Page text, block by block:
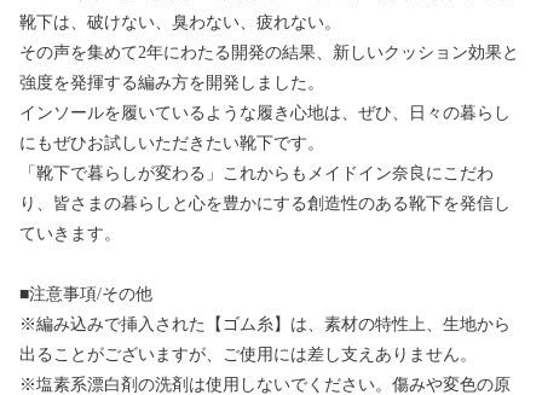
靴下は、破けない、臭わない、疲れない。
その声を集めて2年にわたる開発の結果、新しいクッション効果と
強度を発揮する編み方を開発しました。
インソールを履いているような履き心地は、ぜひ、日々の暮らし
にもぜひお試しいただきたい靴下です。
「靴下で暮らしが変わる」これからもメイドイン奈良にこだわ
り、皆さまの暮らしと心を豊かにする創造性のある靴下を発信し
ていきます。
■注意事項/その他
※編み込みで挿入された【ゴム糸】は、素材の特性上、生地から
出ることがございますが、ご使用には差し支えありません。
※塩素系漂白剤の洗剤は使用しないでください。傷みや変色の原